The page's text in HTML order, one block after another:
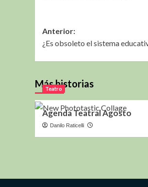
Navegación
de
entradas
Anterior:
¿Es obsoleto el sistema
Más historias
Teatro
Agenda Teatral Agosto
Danilo Raticelli